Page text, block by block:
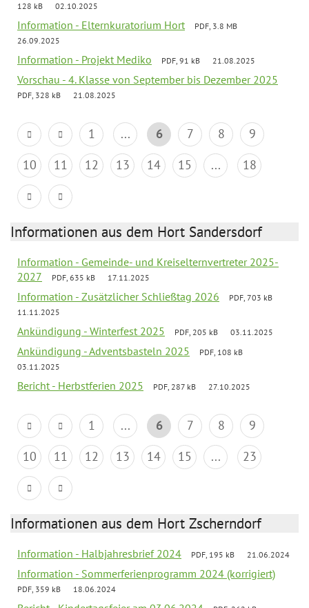
128 kB
02.10.2025
Information - Elternkuratorium Hort
PDF, 3.8 MB
26.09.2025
Information - Projekt Mediko PDF, 91 kB 21.08.2025
Vorschau - 4. Klasse von September bis Dezember 2025
PDF, 328 kB 21.08.2025
1 ... 6 7 8
9
10
11 12 13 14 15 ... 18
Informationen aus dem Hort Sandersdorf
Information - Gemeinde- und Kreiselternvertreter 2025-
2027
PDF, 635 kB 17.11.2025
Information - Zusätzlicher Schließtag 2026
PDF, 703 kB
11.11.2025
Ankündigung - Winterfest 2025 PDF, 205 kB 03.11.2025
Ankündigung - Adventsbasteln 2025
PDF, 108 kB
03.11.2025
Bericht - Herbstferien 2025 PDF, 287 kB 27.10.2025
1 ... 6 7 8
9
10
11 12 13 14 15 ... 23
Informationen aus dem Hort Zscherndorf
Information - Halbjahresbrief 2024 PDF, 195 kB 21.06.2024
Information - Sommerferienprogramm 2024 (korrigiert)
PDF, 359 kB 18.06.2024